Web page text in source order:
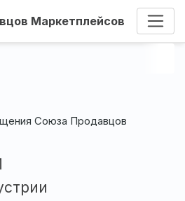
Маркетплейсов
Союза Продавцов